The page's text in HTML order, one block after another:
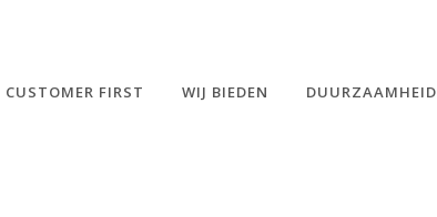
CUSTOMER FIRST WIJ BIEDEN DUURZAAMHEID